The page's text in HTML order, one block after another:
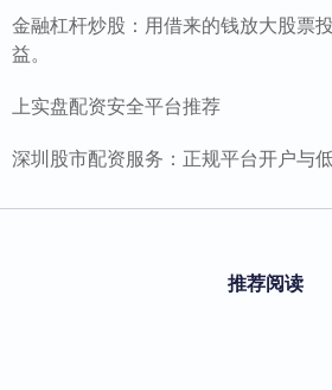
金融杠杆炒股：用借来的钱放大股票
益。
上实盘配资安全平台推荐
深圳股市配资服务：正规平台开户与
推荐阅读